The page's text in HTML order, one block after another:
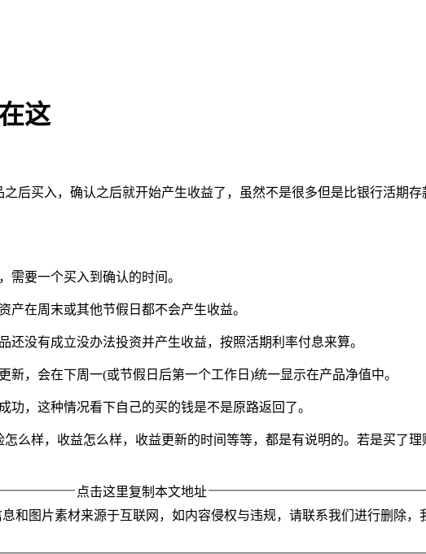
这
后买入，确认之后就开始产生收益了，虽然不是很多但是比银行活期
需要一个买入到确认的时间。
产在周末或其他节假日都不会产生收益。
还没有成立没办法投资并产生收益，按照活期利率付息来算。
，会在下周一(或节假日后第一个工作日)统一显示在产品净值中。
功，这种情况看下自己的买的钱是不是原路返回了。
么样，收益怎么样，收益更新的时间等等，都是有说明的。若是买了
点击这里复制本文地址
和图片素材来源于互联网，如内容侵权与违规，请联系我们进行删除，